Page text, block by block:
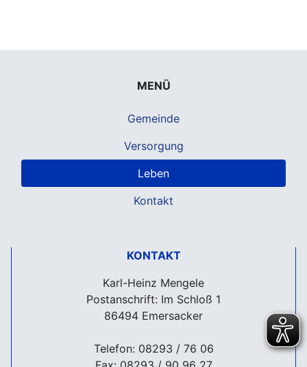
MENÜ
Gemeinde
Versorgung
Leben
Kontakt
KONTAKT
Karl-Heinz Mengele
Postanschrift: Im Schloß 1
86494 Emersacker
Telefon: 08293 / 76 06